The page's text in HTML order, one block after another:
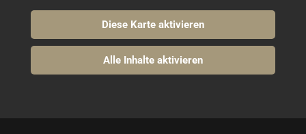
Diese Karte aktivieren
Alle Inhalte aktivieren